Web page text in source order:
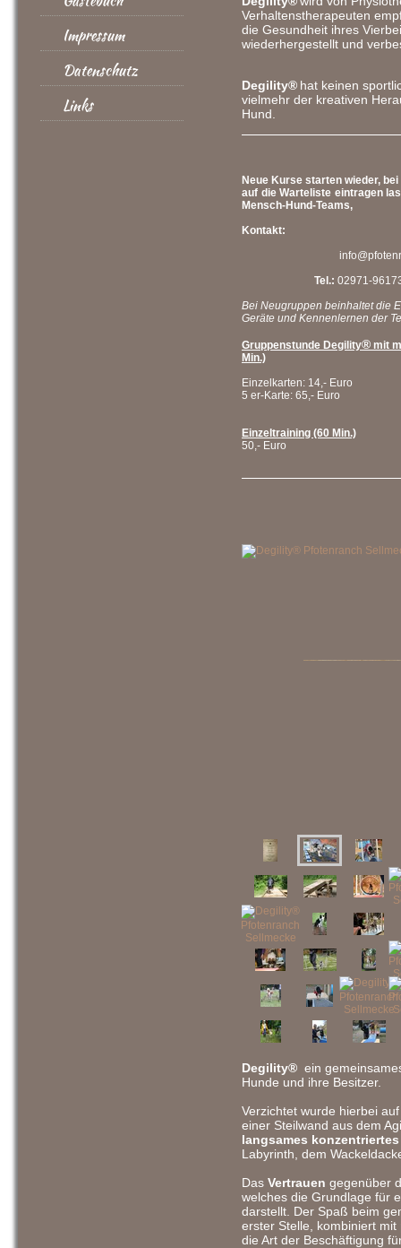
Impressum
Datenschutz
Links
Verhaltenstherapeuten
die Gesundheit ihres
wiederhergestellt und
Degility® hat keinen
vielmehr der kreativen
Hund.
Neue Kurse starten wieder,
auf die Warteliste eintragen
Mensch-Hund-Teams,
Kontakt:
Tel.: 02971-
Bei Neugruppen beinhaltet die
Geräte und Kennenlernen der
Gruppenstunde Degility® mit
Min.)
Einzelkarten: 14,- Euro
5 er-Karte: 65,- Euro
Einzeltraining (60 Min.)
50,- Euro
Degility® ein
Hunde und ihre Besitzer.
Verzichtet wurde hierbei
einer Steilwand aus dem
langsames
Labyrinth, dem
Das Vertrauen gegenüber
welches die Grundlage für
darstellt. Der Spaß beim
erster Stelle, kombiniert mit
die Art der Beschäftigung